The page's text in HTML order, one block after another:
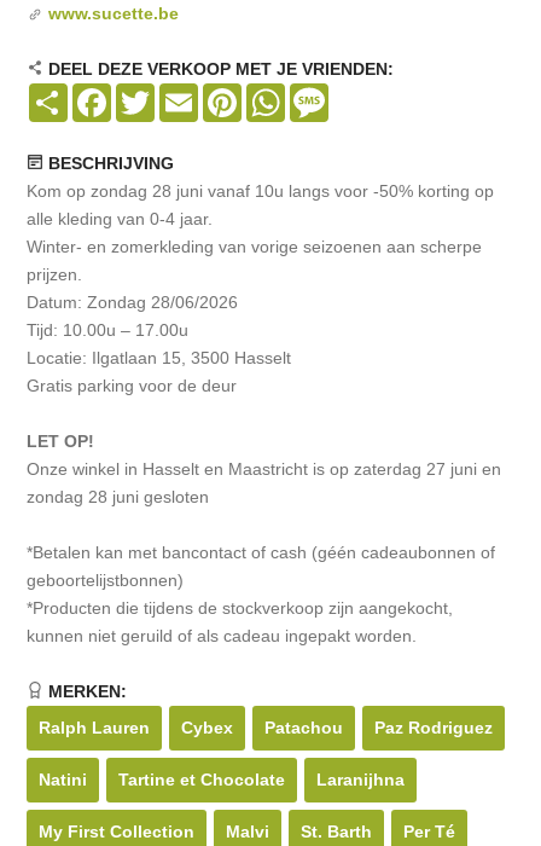
www.sucette.be
DEEL DEZE VERKOOP MET JE VRIENDEN:
Share Facebook
TwitterEmail PinterestWhatsApp
BESCHRIJVING
Kom op zondag 28 juni vanaf 10u langs voor -50% korting op
alle kleding van 0-4 jaar.
Winter- en zomerkleding van vorige seizoenen aan scherpe
prijzen.
Datum: Zondag 28/06/2026
Tijd: 10.00u – 17.00u
Locatie: Ilgatlaan 15, 3500 Hasselt
Gratis parking voor de deur
LET OP!
Onze winkel in Hasselt en Maastricht is op zaterdag 27 juni en
zondag 28 juni gesloten
*Betalen kan met bancontact of cash (géén cadeaubonnen of
geboortelijstbonnen)
*Producten die tijdens de stockverkoop zijn aangekocht,
kunnen niet geruild of als cadeau ingepakt worden.
MERKEN:
Ralph Lauren
Cybex Patachou Paz Rodriguez
Natini Tartine et Chocolate Laranijhna
My First Collection Malvi St. Barth Per Té